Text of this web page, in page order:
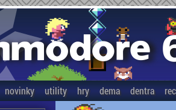
novinky utility hry dema dentra